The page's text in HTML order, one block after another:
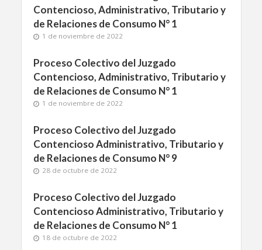
Contencioso, Administrativo, Tributario y
de Relaciones de Consumo N° 1
1 de noviembre de 2022
Proceso Colectivo del Juzgado
Contencioso, Administrativo, Tributario y
de Relaciones de Consumo N° 1
1 de noviembre de 2022
Proceso Colectivo del Juzgado
Contencioso Administrativo, Tributario y
de Relaciones de Consumo N° 9
28 de octubre de 2022
Proceso Colectivo del Juzgado
Contencioso Administrativo, Tributario y
de Relaciones de Consumo N° 1
18 de octubre de 2022